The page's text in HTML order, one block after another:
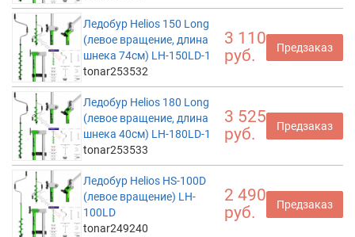
Ледобур Helios 150 Long
(левое вращение, длина
шнека 74см) LH-150LD-1
tonar253532
3 110
руб.
Предзаказ
Ледобур Helios 180 Long
(левое вращение, длина
шнека 40см) LH-180LD-1
tonar253533
3 525
руб.
Предзаказ
Ледобур Helios HS-100D
(левое вращение) LH-
100LD
tonar249240
2 490
руб.
Предзаказ